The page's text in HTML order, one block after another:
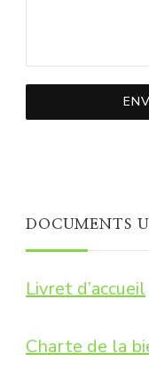
DOCUMENTS
Livret d’accueil
Charte de la